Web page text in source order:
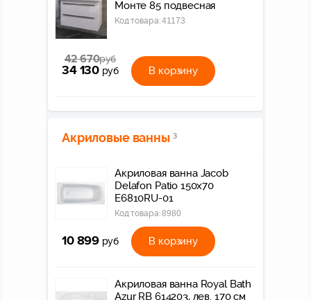
Монте 85 подвесная
Код товара:41173
42 670руб
34 130 руб В корзину
Акриловые ванны 3
Акриловая ванна Jacob
Delafon Patio 150x70
E6810RU-01
Код товара:8980
10 899 руб В корзину
Акриловая ванна Royal Bath
Azur RB 614203, лев. 170 см